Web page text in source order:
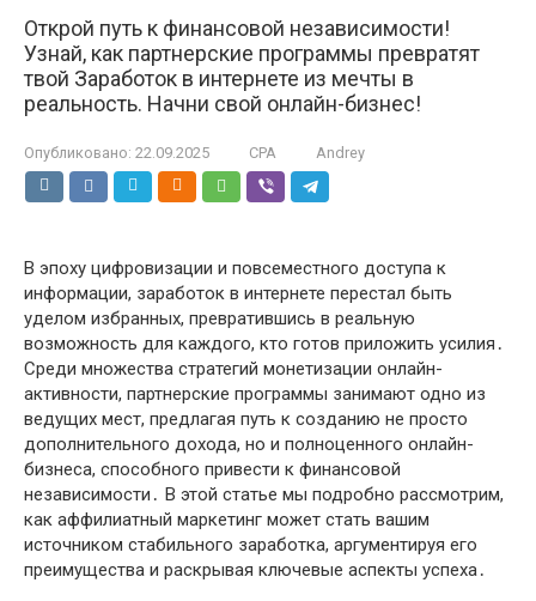
Открой путь к финансовой независимости!
Узнай, как партнерские программы превратят
твой Заработок в интернете из мечты в
реальность. Начни свой онлайн-бизнес!
Опубликовано: 22.09.2025 CPA Andrey
В эпоху цифровизации и повсеместного доступа к
информации, заработок в интернете перестал быть
уделом избранных, превратившись в реальную
возможность для каждого, кто готов приложить усилия․
Среди множества стратегий монетизации онлайн-
активности, партнерские программы занимают одно из
ведущих мест, предлагая путь к созданию не просто
дополнительного дохода, но и полноценного онлайн-
бизнеса, способного привести к финансовой
независимости․ В этой статье мы подробно рассмотрим,
как аффилиатный маркетинг может стать вашим
источником стабильного заработка, аргументируя его
преимущества и раскрывая ключевые аспекты успеха․